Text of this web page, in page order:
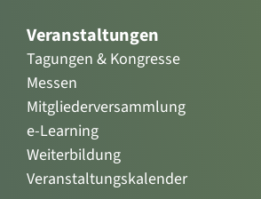
Veranstaltungen
Tagungen & Kongresse
Messen
Mitgliederversammlung
e-Learning
Weiterbildung
Veranstaltungskalender